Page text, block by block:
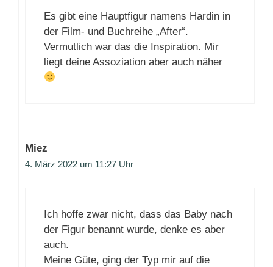
Es gibt eine Hauptfigur namens Hardin in
der Film- und Buchreihe „After“.
Vermutlich war das die Inspiration. Mir
liegt deine Assoziation aber auch näher
Miez
4. März 2022 um 11:27 Uhr
Ich hoffe zwar nicht, dass das Baby nach
der Figur benannt wurde, denke es aber
auch.
Meine Güte, ging der Typ mir auf die